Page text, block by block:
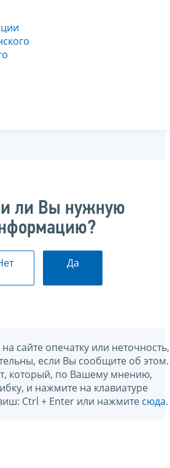
ли Вы нужную
Да
сайте опечатку или неточность,
если Вы сообщите об этом.
который, по Вашему мнению,
и нажмите на клавиатуре
Ctrl + Enter или нажмите сюда.